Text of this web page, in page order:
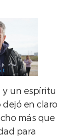
y un espíritu
dejó en claro
más que
para